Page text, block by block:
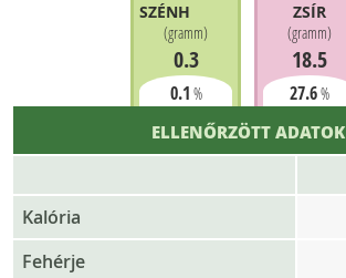
SZÉNHIDRÁT
(gramm)
0.3
0.1 %
ZSÍR
(gramm)
18.5
27.6%
ELLENŐRZÖTT ADATOK
Kalória
Fehérje